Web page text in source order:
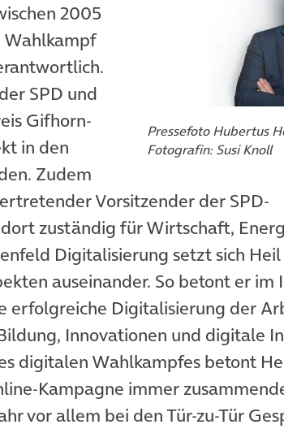
Pressefoto Hubertus
Fotografin: Susi Knoll
2005
SPD und
Gifhorn-
in den
Zudem
Vorsitzender der SPD-
zuständig für Wirtschaft,
Digitalisierung setzt sich
auseinander. So betont er im
erfolgreiche Digitalisierung der
Innovationen und digitale
digitalen Wahlkampfes betont
Kampagne immer
vor allem bei den Tür-zu-Tür